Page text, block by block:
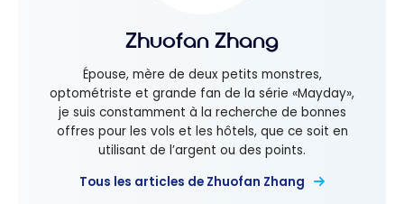
Zhuofan Zhang
Épouse, mère de deux petits monstres,
optométriste et grande fan de la série «Mayday»,
je suis constamment à la recherche de bonnes
offres pour les vols et les hôtels, que ce soit en
utilisant de l’argent ou des points.
Tous les articles de Zhuofan Zhang